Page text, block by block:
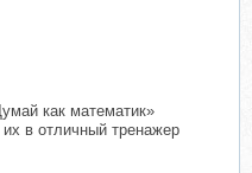
как математик»
в отличный тренажер